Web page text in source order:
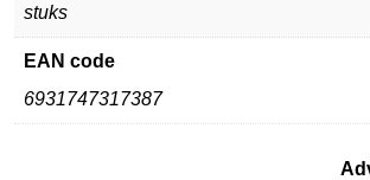
stuks
EAN code
6931747317387